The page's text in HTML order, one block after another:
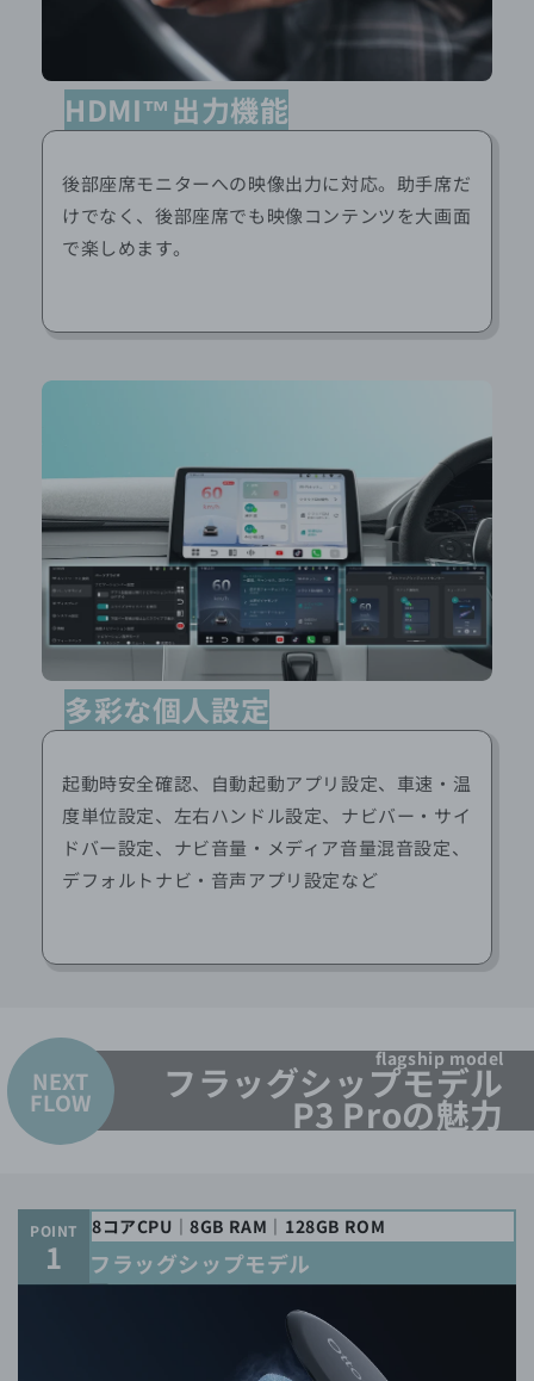
HDMI™出力機能
後部座席モニターへの映像出力に対応。助手席だ
けでなく、後部座席でも映像コンテンツを大画面
で楽しめます。
多彩な個人設定
起動時安全確認、自動起動アプリ設定、車速・温
度単位設定、左右ハンドル設定、ナビバー・サイ
ドバー設定、ナビ音量・メディア音量混音設定、
デフォルトナビ・音声アプリ設定など
NEXT
FLOW
flagship model
フラッグシップモデル
P3 Proの魅力
POINT
1
8コアCPU｜8GB RAM｜128GB ROM
フラッグシップモデル